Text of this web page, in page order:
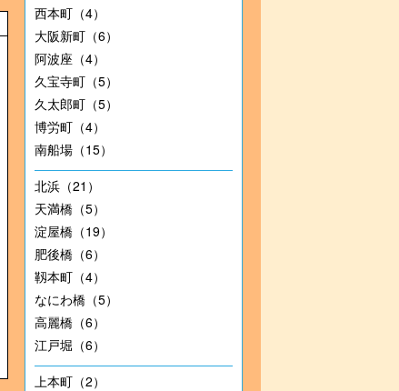
西本町（4）
大阪新町（6）
阿波座（4）
久宝寺町（5）
久太郎町（5）
博労町（4）
南船場（15）
北浜（21）
天満橋（5）
淀屋橋（19）
肥後橋（6）
靱本町（4）
なにわ橋（5）
高麗橋（6）
江戸堀（6）
上本町（2）